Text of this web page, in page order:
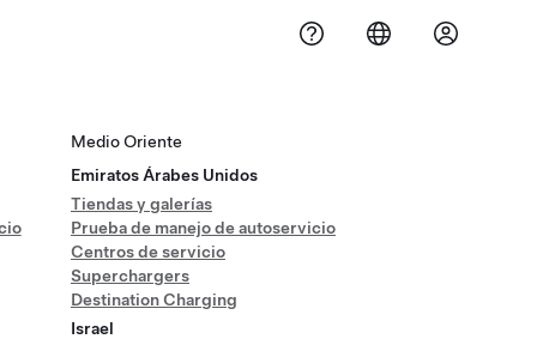
Medio Oriente
Emiratos Árabes Unidos
Tiendas y galerías
Prueba de manejo de autoservicio
Centros de servicio
Superchargers
Destination Charging
Israel